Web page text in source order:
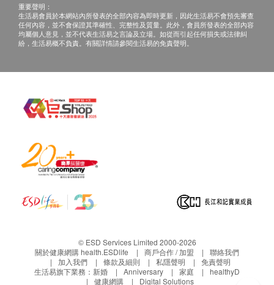
重要聲明：
生活易會員於本網站內所發表的全部內容為即時更新，因此生活易不會預先審查
任何內容，並不會保證其準確性、完整性及質量。此外，會員所發表的全部內容
均屬個人意見，並不代表生活易之言論及立場。如從而引起任何損失或法律糾
紛，生活易概不負責。有關詳情請參閱生活易的免責聲明。
© ESD Services Limited 2000-2026
關於健康網購 health.ESDlife
商戶合作 / 加盟
聯絡我們
加入我們
條款及細則 私隱聲明
免責聲明
生活易旗下業務： 新婚 Anniversary 家庭
healthyD
健康網購
Digital Solutions